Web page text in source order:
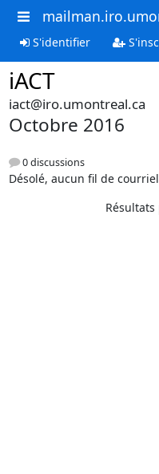
S'identifier
iACT
iact@iro.umontreal.ca
Octobre 2016
0 discussions
Désolé, aucun fil de